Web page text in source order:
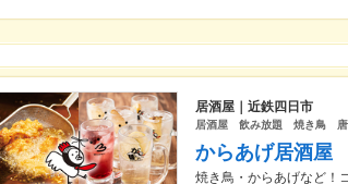
居酒屋｜近鉄四日市
居酒屋 飲み放題 焼き鳥
からあげ居酒
焼き鳥・からあげなど！